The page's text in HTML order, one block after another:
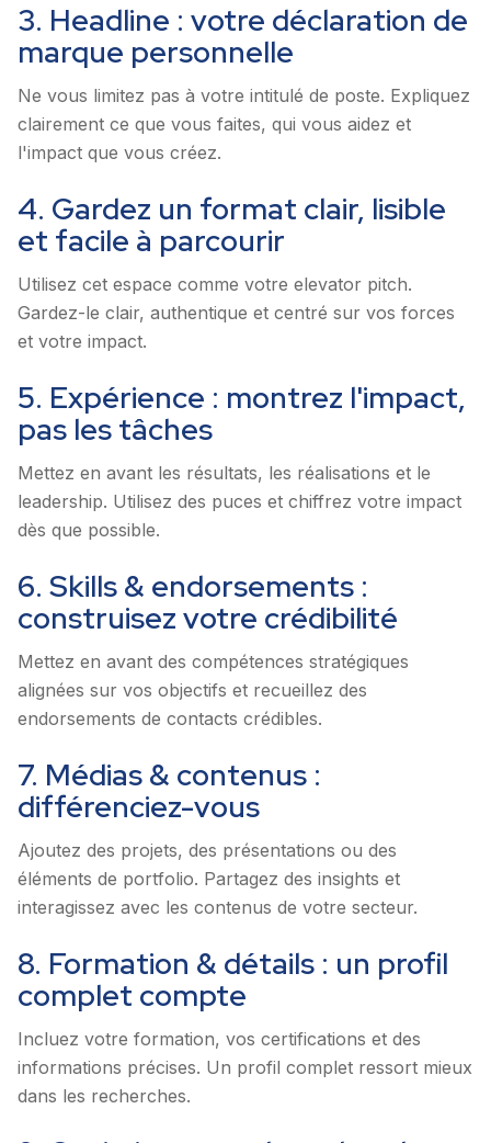
3. Headline : votre déclaration de
marque personnelle
Ne vous limitez pas à votre intitulé de poste. Expliquez
clairement ce que vous faites, qui vous aidez et
l'impact que vous créez.
4. Gardez un format clair, lisible
et facile à parcourir
Utilisez cet espace comme votre elevator pitch.
Gardez-le clair, authentique et centré sur vos forces
et votre impact.
5. Expérience : montrez l'impact,
pas les tâches
Mettez en avant les résultats, les réalisations et le
leadership. Utilisez des puces et chiffrez votre impact
dès que possible.
6. Skills & endorsements :
construisez votre crédibilité
Mettez en avant des compétences stratégiques
alignées sur vos objectifs et recueillez des
endorsements de contacts crédibles.
7. Médias & contenus :
différenciez-vous
Ajoutez des projets, des présentations ou des
éléments de portfolio. Partagez des insights et
interagissez avec les contenus de votre secteur.
8. Formation & détails : un profil
complet compte
Incluez votre formation, vos certifications et des
informations précises. Un profil complet ressort mieux
dans les recherches.